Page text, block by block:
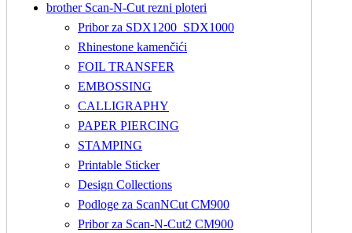
brother Scan-N-Cut rezni ploteri
Pribor za SDX1200_SDX1000
Rhinestone kamenčići
FOIL TRANSFER
EMBOSSING
CALLIGRAPHY
PAPER PIERCING
STAMPING
Printable Sticker
Design Collections
Podloge za ScanNCut CM900
Pribor za Scan-N-Cut2 CM900